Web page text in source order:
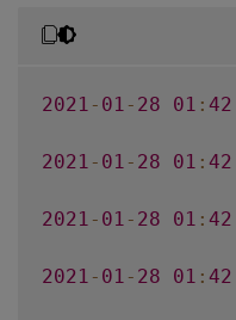
2021 - 01 - 28 01 : 42
2021 - 01 - 28 01 : 42
2021 - 01 - 28 01 : 42
2021 - 01 - 28 01 : 42